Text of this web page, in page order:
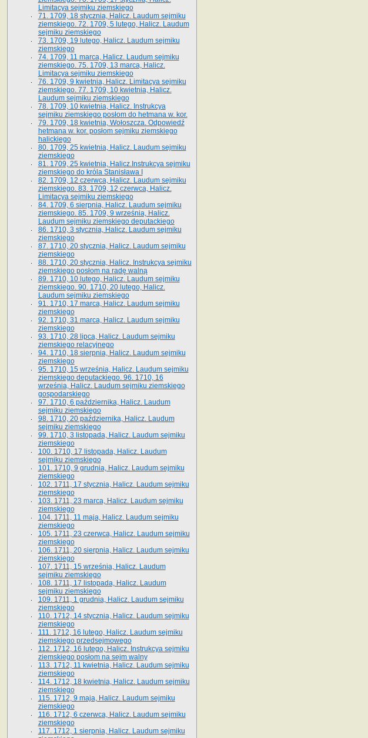
Limitacya sejmiku ziemskiego
71. 1709, 18 stycznia, Halicz. Laudum sejmiku
ziemskiego. 72. 1709, 5 lutego, Halicz. Laudum
sejmiku ziemskiego
73. 1709, 19 lutego, Halicz. Laudum sejmiku
ziemskiego
74. 1709, 11 marca, Halicz. Laudum sejmiku
ziemskiego. 75. 1709, 13 marca, Halicz.
Limitacya sejmiku ziemskiego
76. 1709, 9 kwietnia, Halicz. Limitacya sejmiku
ziemskiego. 77. 1709, 10 kwietnia, Halicz.
Laudum sejmiku ziemskiego
78. 1709, 10 kwietnia, Halicz. Instrukcya
sejmiku ziemskiego posłom do hetmana w. kor.
79. 1709, 18 kwietnia, Wołoszcza. Odpowiedź
hetmana w. kor. posłom sejmiku ziemskiego
halickiego
80. 1709, 25 kwietnia, Halicz. Laudum sejmiku
ziemskiego
81. 1709, 25 kwietnia, Halicz.Instrukcya sejmiku
ziemskiego do króla Stanisława I
82. 1709, 12 czerwca, Halicz. Laudum sejmiku
ziemskiego. 83. 1709, 12 czerwca, Halicz.
Limitacya sejmiku ziemskiego
84. 1709, 6 sierpnia, Halicz. Laudum sejmiku
ziemskiego. 85. 1709, 9 września, Halicz.
Laudum sejmiku ziemskiego deputackiego
86. 1710, 3 stycznia, Halicz. Laudum sejmiku
ziemskiego
87. 1710, 20 stycznia, Halicz. Laudum sejmiku
ziemskiego
88. 1710, 20 stycznia, Halicz. Instrukcya sejmiku
ziemskiego posłom na radę walną
89. 1710, 10 lutego, Halicz. Laudum sejmiku
ziemskiego. 90. 1710, 20 lutego, Halicz.
Laudum sejmiku ziemskiego
91. 1710, 17 marca, Halicz. Laudum sejmiku
ziemskiego
92. 1710, 31 marca, Halicz. Laudum sejmiku
ziemskiego
93. 1710, 28 lipca, Halicz. Laudum sejmiku
ziemskiego relacyjnego
94. 1710, 18 sierpnia, Halicz. Laudum sejmiku
ziemskiego
95. 1710, 15 września, Halicz. Laudum sejmiku
ziemskiego deputackiego. 96. 1710, 16
września, Halicz. Laudum sejmiku ziemskiego
gospodarskiego
97. 1710, 6 października, Halicz. Laudum
sejmiku ziemskiego
98. 1710, 20 października, Halicz. Laudum
sejmiku ziemskiego
99. 1710, 3 listopada, Halicz. Laudum sejmiku
ziemskiego
100. 1710, 17 listopada, Halicz. Laudum
sejmiku ziemskiego
101. 1710, 9 grudnia, Halicz. Laudum sejmiku
ziemskiego
102. 1711, 17 stycznia, Halicz. Laudum sejmiku
ziemskiego
103. 1711, 23 marca, Halicz. Laudum sejmiku
ziemskiego
104. 1711, 11 maja, Halicz. Laudum sejmiku
ziemskiego
105. 1711, 23 czerwca, Halicz. Laudum sejmiku
ziemskiego
106. 1711, 20 sierpnia, Halicz. Laudum sejmiku
ziemskiego
107. 1711, 15 września, Halicz. Laudum
sejmiku ziemskiego
108. 1711, 17 listopada, Halicz. Laudum
sejmiku ziemskiego
109. 1711, 1 grudnia, Halicz. Laudum sejmiku
ziemskiego
110. 1712, 14 stycznia, Halicz. Laudum sejmiku
ziemskiego
111. 1712, 16 lutego, Halicz. Laudum sejmiku
ziemskiego przedsejmowego
112. 1712, 16 lutego, Halicz. Instrukcya sejmiku
ziemskiego posłom na sejm walny
113. 1712, 11 kwietnia, Halicz. Laudum sejmiku
ziemskiego
114. 1712, 18 kwietnia, Halicz. Laudum sejmiku
ziemskiego
115. 1712, 9 maja, Halicz. Laudum sejmiku
ziemskiego
116. 1712, 6 czerwca, Halicz. Laudum sejmiku
ziemskiego
117. 1712, 1 sierpnia, Halicz. Laudum sejmiku